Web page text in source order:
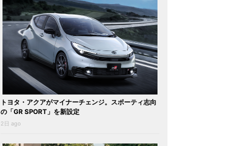
トヨタ・アクアがマイナーチェンジ。スポーティ志向
の「GR SPORT」を新設定
2日 ago